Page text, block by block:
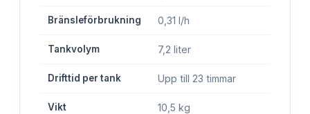
Bränsleförbrukning 0,31 l/h
Tankvolym 7,2 liter
Drifttid per tank Upp till 23 timmar
Vikt 10,5 kg